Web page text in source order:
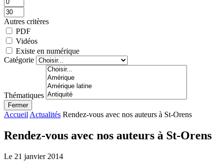
Autres critères
PDF
Vidéos
Existe en numérique
Catégorie
Thématiques
Fermer
Accueil Actualités Rendez-vous avec nos auteurs à St-Orens
Rendez-vous avec nos auteurs à St-Orens
Le 21 janvier 2014